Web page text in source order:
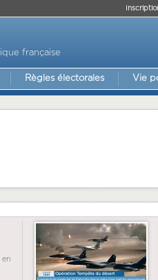
française
Règles électorales Vie
en